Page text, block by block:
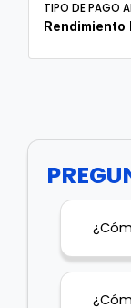
TIPO DE PAGO
Rendimiento